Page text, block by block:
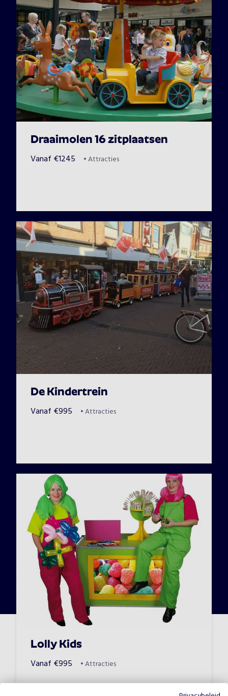
Draaimolen 16 zitplaatsen
Vanaf €1245 •Attracties
De Kindertrein
Vanaf €995 •Attracties
Lolly Kids
Vanaf €995 •Attracties